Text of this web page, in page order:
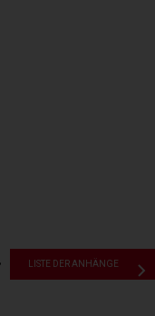
LISTE DER ANHÄNGE